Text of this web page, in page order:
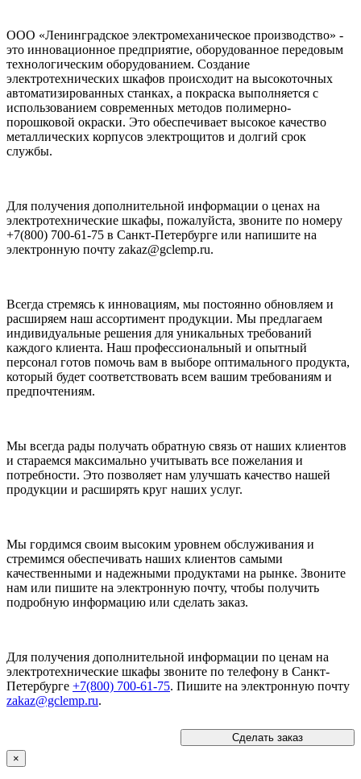
ООО «Ленинградское электромеханическое производство» -
это инновационное предприятие, оборудованное передовым
технологическим оборудованием. Создание
электротехнических шкафов происходит на высокоточных
автоматизированных станках, а покраска выполняется с
использованием современных методов полимерно-
порошковой окраски. Это обеспечивает высокое качество
металлических корпусов электрощитов и долгий срок
службы.
Для получения дополнительной информации о ценах на
электротехнические шкафы, пожалуйста, звоните по номеру
+7(800) 700-61-75 в Санкт-Петербурге или напишите на
электронную почту zakaz@gclemp.ru.
Всегда стремясь к инновациям, мы постоянно обновляем и
расширяем наш ассортимент продукции. Мы предлагаем
индивидуальные решения для уникальных требований
каждого клиента. Наш профессиональный и опытный
персонал готов помочь вам в выборе оптимального продукта,
который будет соответствовать всем вашим требованиям и
предпочтениям.
Мы всегда рады получать обратную связь от наших клиентов
и стараемся максимально учитывать все пожелания и
потребности. Это позволяет нам улучшать качество нашей
продукции и расширять круг наших услуг.
Мы гордимся своим высоким уровнем обслуживания и
стремимся обеспечивать наших клиентов самыми
качественными и надежными продуктами на рынке. Звоните
нам или пишите на электронную почту, чтобы получить
подробную информацию или сделать заказ.
Для получения дополнительной информации по ценам на
электротехнические шкафы звоните по телефону в Санкт-
Петербурге +7(800) 700-61-75. Пишите на электронную почту
zakaz@gclemp.ru.
Сделать заказ
×